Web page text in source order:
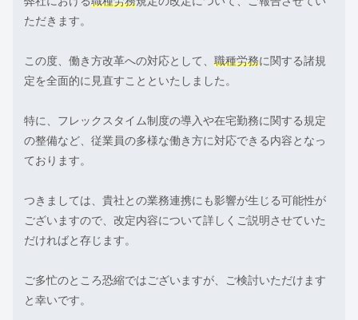
ただきます。
この度、働き方改革への対応として、 職種労務に関する諸規
定を全面的に見直すことといたしました。
特に、フレックスタイム制度の導入や在宅勤務に関する規定
の整備など、従業員の多様な働き方に対応できる内容となっ
ております。
つきましては、貴社との業務連携にも影響が生じる可能性が
ございますので、改定内容について詳しくご説明させていた
だければと存じます。
ご多忙のところ恐縮ではございますが、ご検討いただけます
と幸いです。